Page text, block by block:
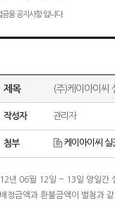
금융 공지사항 입니다.
제목 (주)케이아이씨
작성자 관리자
첨부 케이아이씨
년 06월 12일 ~ 13일 양일간
정금액과 환불금액이 별첨과